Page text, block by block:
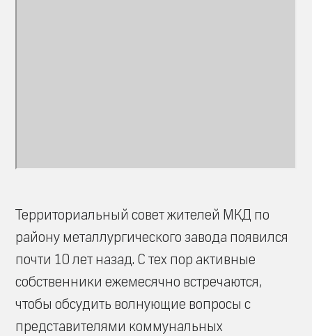
Территориальный совет жителей МКД по
району металлургического завода появился
почти 10 лет назад. С тех пор активные
собственники ежемесячно встречаются,
чтобы обсудить волнующие вопросы с
представителями коммунальных